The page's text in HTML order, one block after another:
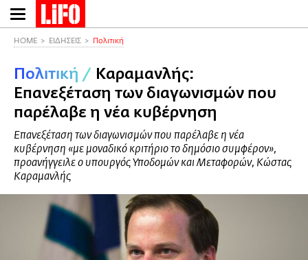
Παράκαμψη
προς
περιεχόμενο
HOME ΕΙΔΗΣΕΙΣ Πολιτική
Πολιτική / Καραμανλής:
Επανεξέταση των διαγωνισμών που
παρέλαβε η νέα κυβέρνηση
Επανεξέταση των διαγωνισμών που παρέλαβε η νέα
κυβέρνηση «με μοναδικό κριτήριο το δημόσιο συμφέρον»,
προανήγγειλε ο υπουργός Υποδομών και Μεταφορών, Κώστας
Καραμανλής